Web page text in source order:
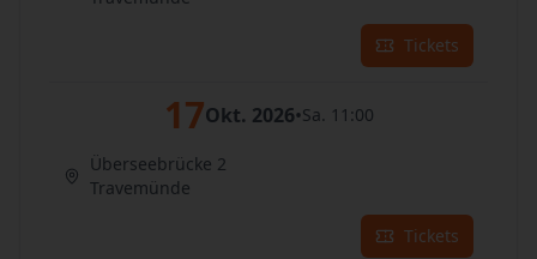
Tickets
17Okt. 2026•Sa. 11:00
Überseebrücke 2
Travemünde
Tickets